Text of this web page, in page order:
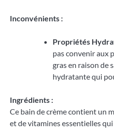
Inconvénients :
Propriétés
pas convenir aux
gras en raison de
hydratante qui
Ingrédients :
Ce bain de crème contient un
et de vitamines essentielles